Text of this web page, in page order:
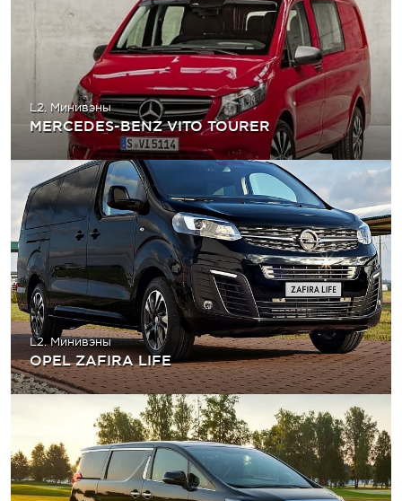
L2. Минивэны
MERCEDES-BENZ VITO TOURER
L2. Минивэны
OPEL ZAFIRA LIFE